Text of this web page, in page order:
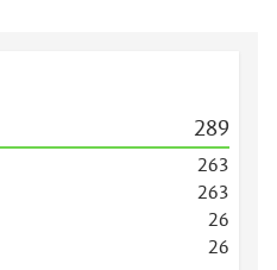
289
263
263
26
26